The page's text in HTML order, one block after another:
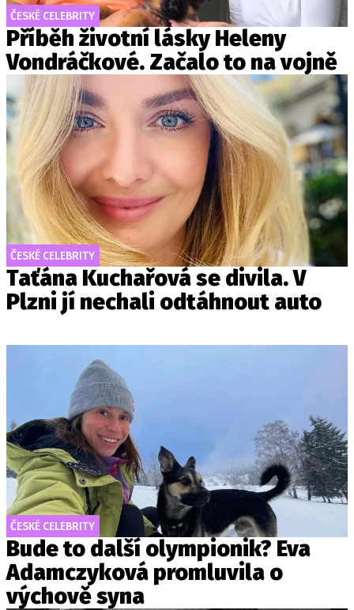
ČESKÉ CELEBRITY
Příběh životní lásky Heleny
Vondráčkové. Začalo to na vojně
ČESKÉ CELEBRITY
Taťána Kuchařová se divila. V
Plzni jí nechali odtáhnout auto
ČESKÉ CELEBRITY
Bude to další olympionik? Eva
Adamczyková promluvila o
výchově syna